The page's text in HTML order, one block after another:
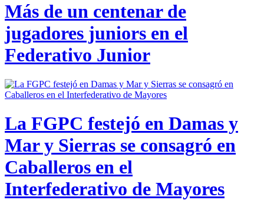
Más de un centenar de
jugadores juniors en el
Federativo Junior
La FGPC festejó en Damas y
Mar y Sierras se consagró en
Caballeros en el
Interfederativo de Mayores